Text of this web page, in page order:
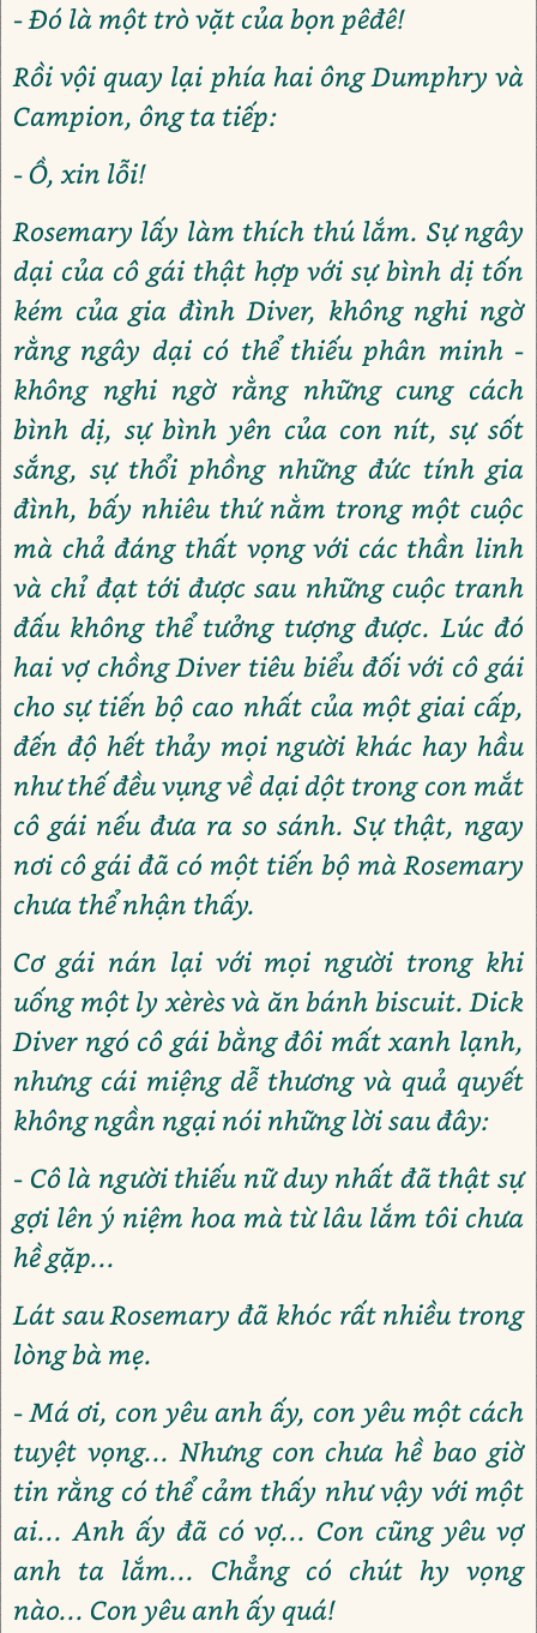
- Đó là một trò vặt của bọn pêđê!
Rồi vội quay lại phía hai ông Dumphry và
Campion, ông ta tiếp:
- Ồ, xin lỗi!
Rosemary lấy làm thích thú lắm. Sự ngây
dại của cô gái thật hợp với sự bình dị tốn
kém của gia đình Diver, không nghi ngờ
rằng ngây dại có thể thiếu phân minh -
không nghi ngờ rằng những cung cách
bình dị, sự bình yên của con nít, sự sốt
sắng, sự thổi phồng những đức tính gia
đình, bấy nhiêu thứ nằm trong một cuộc
mà chả đáng thất vọng với các thần linh
và chỉ đạt tới được sau những cuộc tranh
đấu không thể tưởng tượng được. Lúc đó
hai vợ chồng Diver tiêu biểu đối với cô gái
cho sự tiến bộ cao nhất của một giai cấp,
đến độ hết thảy mọi người khác hay hầu
như thế đều vụng về dại dột trong con mắt
cô gái nếu đưa ra so sánh. Sự thật, ngay
nơi cô gái đã có một tiến bộ mà Rosemary
chưa thể nhận thấy.
Cơ gái nán lại với mọi người trong khi
uống một ly xèrès và ăn bánh biscuit. Dick
Diver ngó cô gái bằng đôi mất xanh lạnh,
nhưng cái miệng dễ thương và quả quyết
không ngần ngại nói những lời sau đây:
- Cô là người thiếu nữ duy nhất đã thật sự
gợi lên ý niệm hoa mà từ lâu lắm tôi chưa
hề gặp...
Lát sau Rosemary đã khóc rất nhiều trong
lòng bà mẹ.
- Má ơi, con yêu anh ấy, con yêu một cách
tuyệt vọng... Nhưng con chưa hề bao giờ
tin rằng có thể cảm thấy như vậy với một
ai... Anh ấy đã có vợ... Con cũng yêu vợ
anh ta lắm... Chẳng có chút hy vọng
nào... Con yêu anh ấy quá!